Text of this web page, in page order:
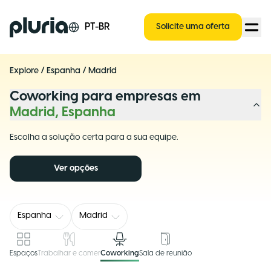
Logo Pluria PT-BR Solicite uma oferta
Explore / Espanha / Madrid
Coworking para empresas em
Madrid, Espanha
Escolha a solução certa para a sua equipe.
Ver opções
Espanha Madrid
EspaçosTrabalhar e comerCoworkingSala de reunião